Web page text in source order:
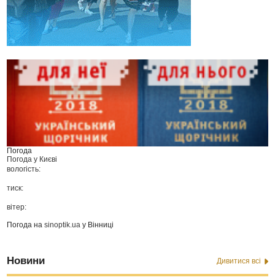
Погода
Погода у Києві
вологість:
тиск:
вітер:
Погода наsinoptik.ua у Вінниці
Новини Дивитися всі